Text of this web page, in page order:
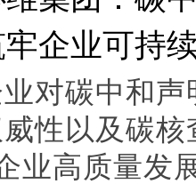
企业可持
对碳中和
性以及碳
业高质量发